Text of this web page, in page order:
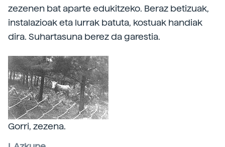
zezenen bat aparte edukitzeko. Beraz betizuak,
instalazioak eta lurrak batuta, kostuak handiak
dira. Suhartasuna berez da garestia.
Gorri, zezena.